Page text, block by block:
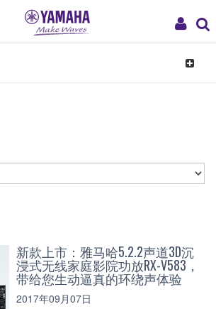
My
Toggle
新款上市：雅马哈5.2.2声道3D沉
浸式无线家庭影院功放RX-V583，
带给您生动逼真的环绕声体验
2017年09月07日